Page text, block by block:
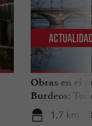
Obras en el
Burdeos:
tus viajes en
1,7 km -